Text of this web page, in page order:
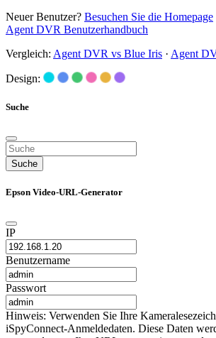
Neuer Benutzer? Besuchen Sie die Homepage
Agent DVR Benutzerhandbuch
Vergleich: Agent DVR vs Blue Iris · Agent
Design:
Suche
Suche
Epson Video-URL-Generator
IP
Benutzername
Passwort
Hinweis: Verwenden Sie Ihre
iSpyConnect-Anmeldedaten. Diese Daten